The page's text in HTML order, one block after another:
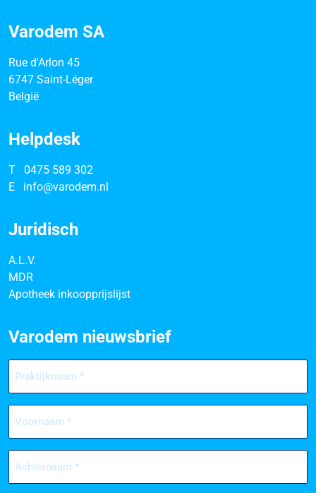
Varodem SA
Rue d'Arlon 45
6747 Saint-Léger
België
Helpdesk
T
0475 589 302
E
info@varodem.nl
Juridisch
A.L.V.
MDR
Apotheek inkoopprijslijst
Varodem nieuwsbrief
Praktijknaam
(Vereist)
Voornaam
(Vereist)
Achternaam
(Vereist)